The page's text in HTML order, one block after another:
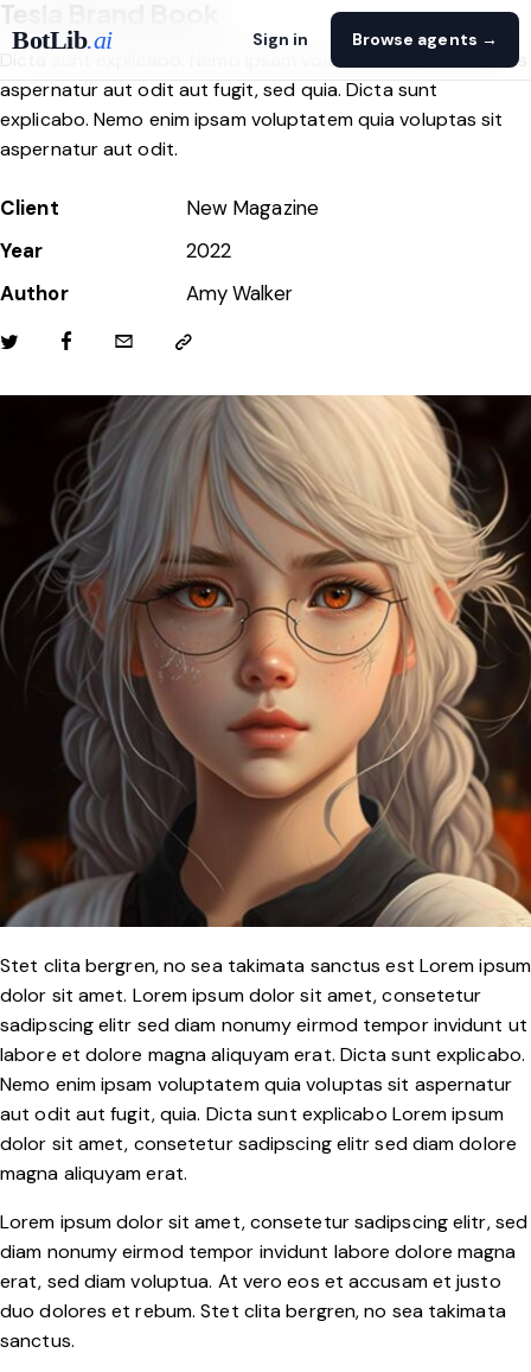
BotLib.ai Sign in Browse agents →
Tesla Brand Book
Dicta sunt explicabo. Nemo ipsam voluptatem quia voluptas
aspernatur aut odit aut fugit, sed quia. Dicta sunt
explicabo. Nemo enim ipsam voluptatem quia voluptas sit
aspernatur aut odit.
Client
New Magazine
Year
2022
Author
Amy Walker
Stet clita bergren, no sea takimata sanctus est Lorem ipsum
dolor sit amet. Lorem ipsum dolor sit amet, consetetur
sadipscing elitr sed diam nonumy eirmod tempor invidunt ut
labore et dolore magna aliquyam erat. Dicta sunt explicabo.
Nemo enim ipsam voluptatem quia voluptas sit aspernatur
aut odit aut fugit, quia. Dicta sunt explicabo Lorem ipsum
dolor sit amet, consetetur sadipscing elitr sed diam dolore
magna aliquyam erat.
Lorem ipsum dolor sit amet, consetetur sadipscing elitr, sed
diam nonumy eirmod tempor invidunt labore dolore magna
erat, sed diam voluptua. At vero eos et accusam et justo
duo dolores et rebum. Stet clita bergren, no sea takimata
sanctus.